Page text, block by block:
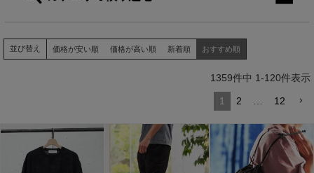
g
a
n
並び替え 価格が安い順 価格が高い順 新着順 おすすめ順
1359件中 1-120件表示
1 2 12